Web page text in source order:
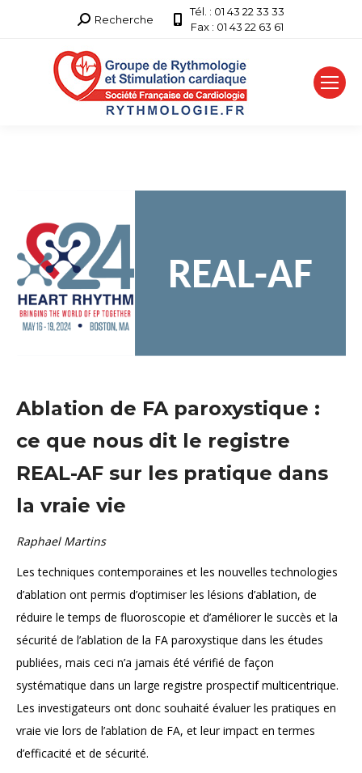
Recherche
Recherche
Tél. : 01 43 22 33 33
Fax : 01 43 22 63 61
Ablation de FA paroxystique :
ce que nous dit le registre
REAL-AF sur les pratique dans
la vraie vie
Raphael Martins
Les techniques contemporaines et les nouvelles technologies
d’ablation ont permis d’optimiser les lésions d’ablation, de
réduire le temps de fluoroscopie et d’améliorer le succès et la
sécurité de l’ablation de la FA paroxystique dans les études
publiées, mais ceci n’a jamais été vérifié de façon
systématique dans un large registre prospectif multicentrique.
Les investigateurs ont donc souhaité évaluer les pratiques en
vraie vie lors de l’ablation de FA, et leur impact en termes
d’efficacité et de sécurité.